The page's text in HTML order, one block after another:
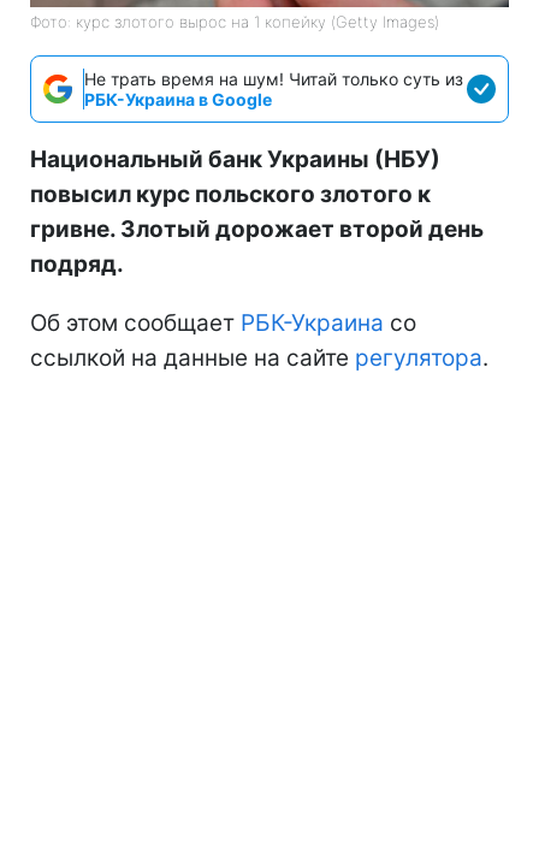
Фото: курс злотого вырос на 1 копейку (Getty Images)
Не трать время на шум! Читай только суть из
РБК-Украина в Google
Национальный банк Украины (НБУ)
повысил курс польского злотого к
гривне. Злотый дорожает второй день
подряд.
Об этом сообщает РБК-Украина со
ссылкой на данные на сайте регулятора.